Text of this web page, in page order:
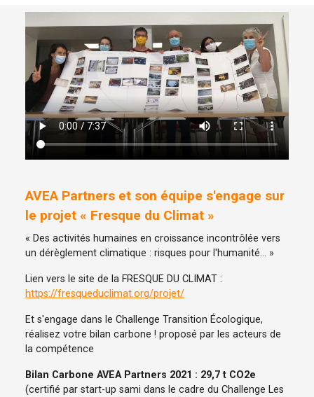
AVEA Partners et son équipe s'engage sur
le projet « Fresque du Climat »
« Des activités humaines en croissance incontrôlée vers
un dérèglement climatique : risques pour l'humanité… »
Lien vers le site de la FRESQUE DU CLIMAT :
https://fresqueduclimat.org/projet/
Et s'engage dans le Challenge Transition Écologique,
réalisez votre bilan carbone ! proposé par les acteurs de
la compétence
Bilan Carbone AVEA Partners 2021 : 29,7 t CO2e
(certifié par start-up sami dans le cadre du Challenge Les